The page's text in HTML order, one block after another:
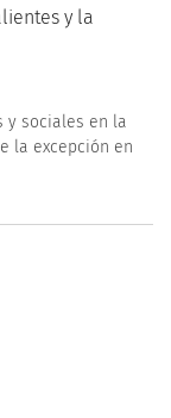
y la
y sociales en la
la excepción en